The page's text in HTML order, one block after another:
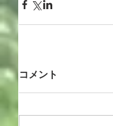
コメント